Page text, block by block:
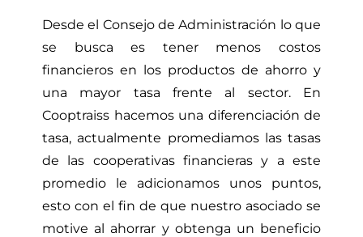
Desde el Consejo de Administración lo que
se busca es tener menos costos
financieros en los productos de ahorro y
una mayor tasa frente al sector. En
Cooptraiss hacemos una diferenciación de
tasa, actualmente promediamos las tasas
de las cooperativas financieras y a este
promedio le adicionamos unos puntos,
esto con el fin de que nuestro asociado se
motive al ahorrar y obtenga un beneficio